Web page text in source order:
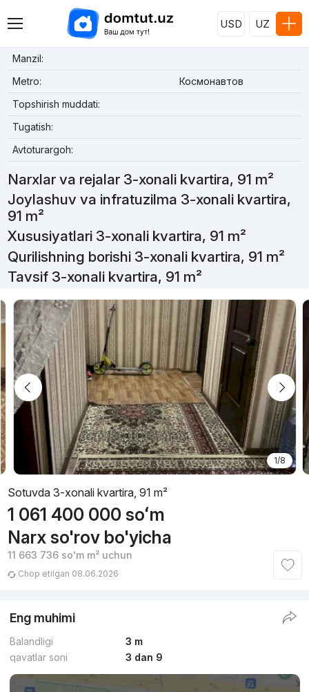
USD UZ
Manzil:
Metro:
Космонавтов
Topshirish muddati:
Tugatish:
Avtoturargoh:
Narxlar va rejalar 3-xonali kvartira, 91 m²
Joylashuv va infratuzilma 3-xonali kvartira,
91 m²
Xususiyatlari 3-xonali kvartira, 91 m²
Qurilishning borishi 3-xonali kvartira, 91 m²
Tavsif 3-xonali kvartira, 91 m²
1/8
Sotuvda 3-xonali kvartira, 91 m²
1 061 400 000 soʻm
Narx so'rov bo'yicha
11 663 736 soʻmm² uchun
Chop etilgan 08.06.2026
Eng muhimi
Balandligi
3 m
qavatlar soni
3 dan 9